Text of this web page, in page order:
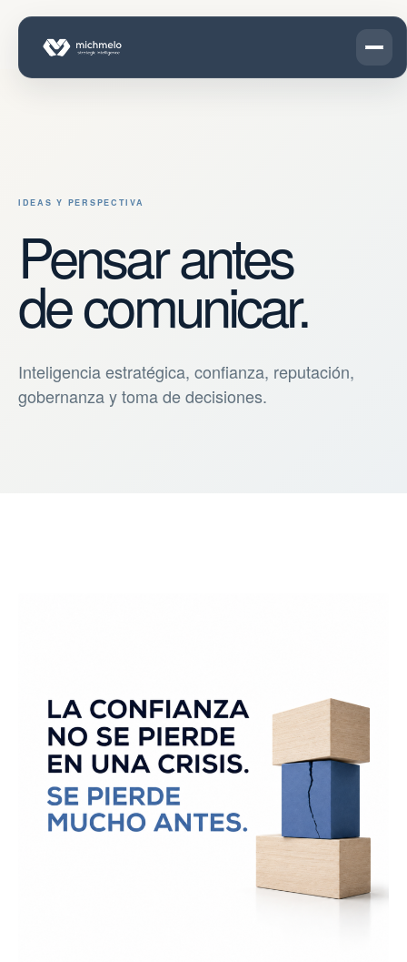
IDEAS Y PERSPECTIVA
Pensar antes
de comunicar.
Inteligencia estratégica, confianza, reputación,
gobernanza y toma de decisiones.